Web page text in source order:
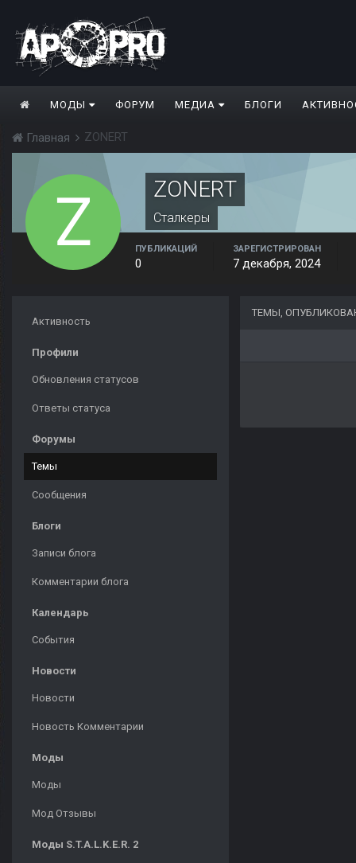
МОДЫ ФОРУМ МЕДИА БЛОГИ
Главная ZONERT
ZONERT
Сталкеры
ПУБЛИКАЦИЙ
0
ЗАРЕГИСТРИРОВАН
7 декабря, 2024
Активность
Профили
Обновления статусов
Ответы статуса
Форумы
Темы
Сообщения
Блоги
Записи блога
Комментарии блога
Календарь
События
Новости
Новости
Новость Комментарии
Моды
Моды
Мод Отзывы
Моды S.T.A.L.K.E.R. 2
ТЕМЫ,